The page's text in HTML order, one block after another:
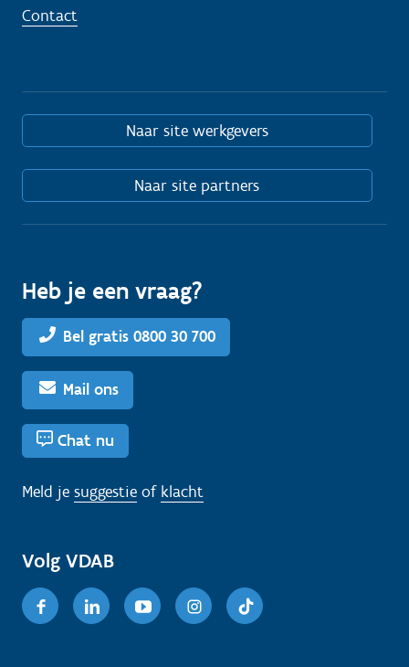
Contact
Naar site werkgevers
Naar site partners
Heb je een vraag?
Bel gratis 0800 30 700
Mail ons
Chat nu
Meld je suggestie of klacht
Volg VDAB
FacebookLinkedinYoutubeInstagram